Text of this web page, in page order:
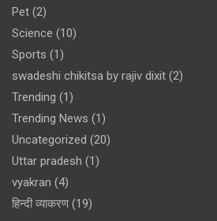
Pet (2)
Science (10)
Sports (1)
swadeshi chikitsa by rajiv dixit (2)
Trending (1)
Trending News (1)
Uncategorized (20)
Uttar pradesh (1)
vyakran (4)
हिन्दी व्याकरण(19)